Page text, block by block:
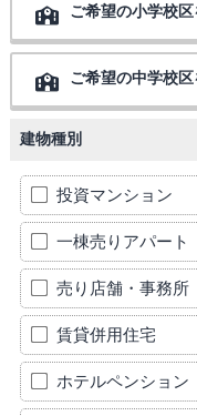
ご希望の小学校
ご希望の中学校
建物種別
投資マンション
一棟売りアパート
売り店舗・事務所
賃貸併用住宅
ホテルペンション